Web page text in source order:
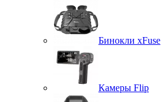
Бинокли xFuse
Камеры Flip